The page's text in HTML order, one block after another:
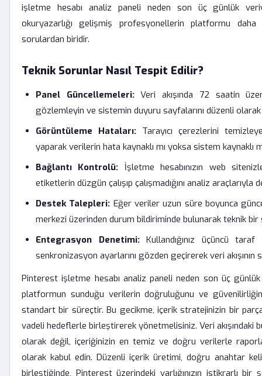
işletme hesabı analiz paneli neden son üç günlük
okuryazarlığı gelişmiş profesyonellerin platformu
sorulardan biridir.
Teknik Sorunlar Nasıl Tespit Edilir?
Panel Güncellemeleri:Veri akışında 72 saatin
gözlemleyin ve sistemin duyuru sayfalarını düzenli
Görüntüleme Hataları: Tarayıcı çerezlerini
yaparak verilerin hata kaynaklı mı yoksa sistem kaynaklı
Bağlantı Kontrolü: İşletme hesabınızın web
etiketlerin düzgün çalışıp çalışmadığını analiz araçlarıyla
Destek Talepleri: Eğer veriler uzun süre boyunca
merkezi üzerinden durum bildiriminde bulunarak teknik bir
Entegrasyon Denetimi:Kullandığınız üçüncü
senkronizasyon ayarlarını gözden geçirerek veri akışının
Pinterest işletme hesabı analiz paneli neden son üç
platformun sunduğu verilerin doğruluğunu ve
standart bir süreçtir. Bu gecikme, içerik stratejinizin bir
vadeli hedeflerle birleştirerek yönetmelisiniz. Veri akışındaki
olarak değil, içeriğinizin en temiz ve doğru verilerle
olarak kabul edin. Düzenli içerik üretimi, doğru anahtar
birleştiğinde, Pinterest üzerindeki varlığınızın istikrarlı